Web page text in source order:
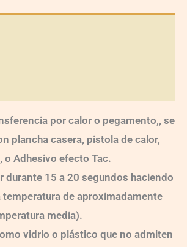
por calor o pegamento,, se
plancha casera, pistola de calor,
o Adhesivo efecto Tac.
durante 15 a 20 segundos haciendo
temperatura de aproximadamente
media).
vidrio o plástico que no admiten